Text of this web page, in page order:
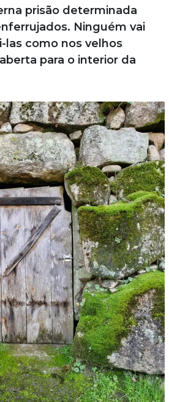
prisão determinada
Ninguém vai
las como nos velhos
para o interior da